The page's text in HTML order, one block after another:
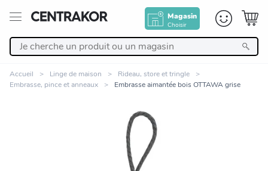
Magasin
Choisir
Accueil Linge de maison
Rideau, store et tringle
Embrasse, pince et anneaux
Embrasse aimantée bois OTTAWA grise